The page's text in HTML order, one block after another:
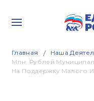
Главная Наша
Млн. Рублей
На Поддержку Малого